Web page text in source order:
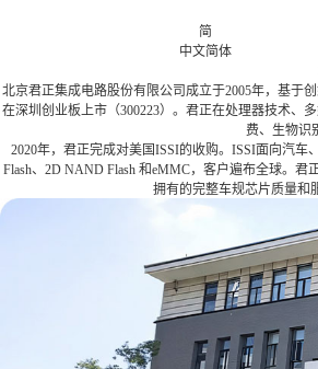
简
中文简体
北京君正集成电路股份有限公司成立于2005年，基于
在深圳创业板上市（300223）。君正在处理器技术、
费、生物识
2020年，君正完成对美国ISSI的收购。ISSI面向汽
Flash、2D NAND Flash 和eMMC，客户遍布全球。
拥有的完整车规芯片质量和